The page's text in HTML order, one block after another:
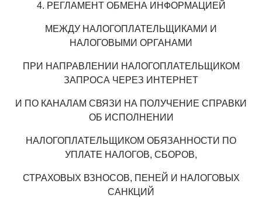
4. РЕГЛАМЕНТ ОБМЕНА ИНФОРМАЦИЕЙ
МЕЖДУ НАЛОГОПЛАТЕЛЬЩИКАМИ И
НАЛОГОВЫМИ ОРГАНАМИ
ПРИ НАПРАВЛЕНИИ НАЛОГОПЛАТЕЛЬЩИКОМ
ЗАПРОСА ЧЕРЕЗ ИНТЕРНЕТ
И ПО КАНАЛАМ СВЯЗИ НА ПОЛУЧЕНИЕ СПРАВКИ
ОБ ИСПОЛНЕНИИ
НАЛОГОПЛАТЕЛЬЩИКОМ ОБЯЗАННОСТИ ПО
УПЛАТЕ НАЛОГОВ, СБОРОВ,
СТРАХОВЫХ ВЗНОСОВ, ПЕНЕЙ И НАЛОГОВЫХ
САНКЦИЙ